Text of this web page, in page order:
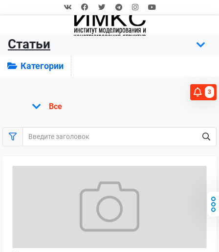
Статьи
Категории
3
Все